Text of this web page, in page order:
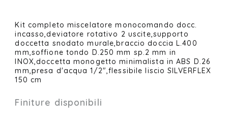
Kit completo miscelatore monocomando docc.
incasso,deviatore rotativo 2 uscite,supporto
doccetta snodato murale,braccio doccia L.400
mm,soffione tondo D.250 mm sp.2 mm in
INOX,doccetta monogetto minimalista in ABS D.26
mm,presa d'acqua 1/2",flessibile liscio SILVERFLEX
150 cm
Finiture disponibili